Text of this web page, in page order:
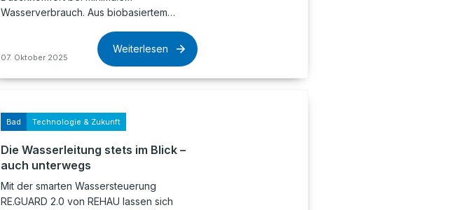
Wasserverbrauch. Aus biobasiertem…
07. Oktober 2025
Weiterlesen
Bad Technologie & Zukunft
Die Wasserleitung stets im Blick –
auch unterwegs
Mit der smarten Wassersteuerung
RE.GUARD 2.0 von REHAU lassen sich